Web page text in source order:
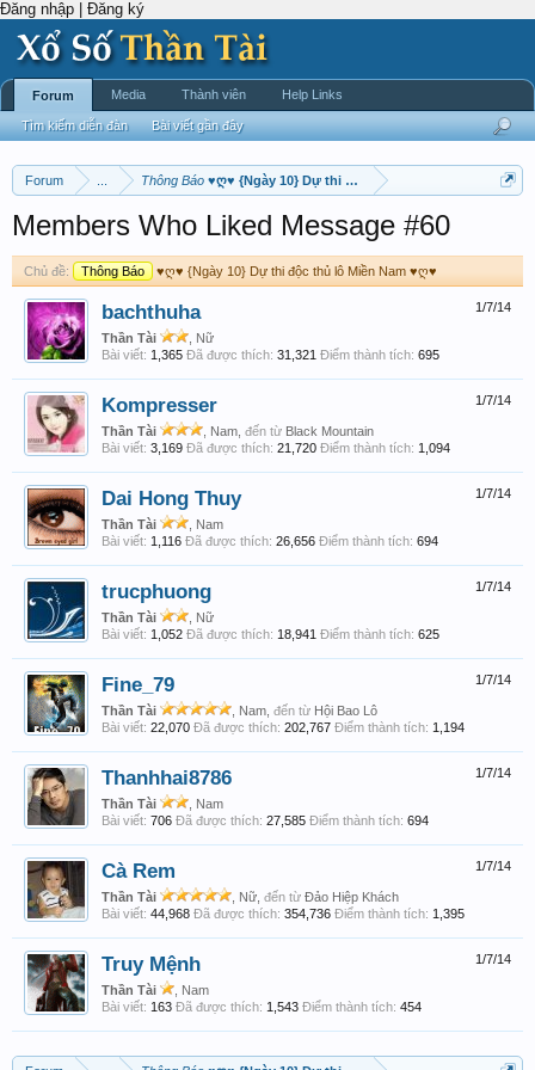
Đăng nhập | Đăng ký
Forum Thông Báo ♥ღ♥ {Ngày 10} Dự thi độc thủ lô Miền Nam ♥ღ♥
Members Who Liked Message #60
Chủ đề: Thông Báo ♥ღ♥ {Ngày 10} Dự thi độc thủ lô Miền Nam ♥ღ♥
1/7/14
bachthuha
Thần Tài
, Nữ
Bài viết: 1,365 Đã được thích: 31,321 Điểm thành tích: 695
1/7/14
Kompresser
Thần Tài , Nam, đến từ Black Mountain
Bài viết: 3,169 Đã được thích: 21,720 Điểm thành tích: 1,094
1/7/14
Dai Hong Thuy
Thần Tài
, Nam
Bài viết: 1,116 Đã được thích: 26,656 Điểm thành tích: 694
1/7/14
trucphuong
Thần Tài
, Nữ
Bài viết: 1,052 Đã được thích: 18,941 Điểm thành tích: 625
1/7/14
Fine_79
Thần Tài , Nam, đến từ Hội Bao Lô
Bài viết: 22,070 Đã được thích: 202,767 Điểm thành tích: 1,194
1/7/14
Thanhhai8786
Thần Tài
, Nam
Bài viết: 706 Đã được thích: 27,585 Điểm thành tích: 694
1/7/14
Cà Rem
Thần Tài , Nữ, đến từ Đảo Hiệp Khách
Bài viết: 44,968 Đã được thích: 354,736 Điểm thành tích: 1,395
1/7/14
Truy Mệnh
Thần Tài
, Nam
Bài viết: 163 Đã được thích: 1,543 Điểm thành tích: 454
Forum
Tìm kiếm diễn đàn Bài viết gần đây
Media Thành viên Help Links